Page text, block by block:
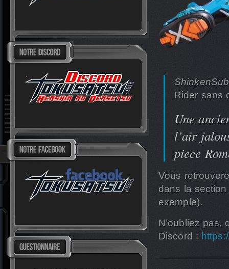
Rider sans
Une
l’air
piece
Vous
dans la
exemple).
N’oubliez pas,
Discord :